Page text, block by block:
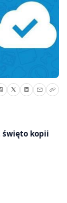
święto kopii